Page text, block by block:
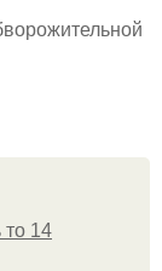
14